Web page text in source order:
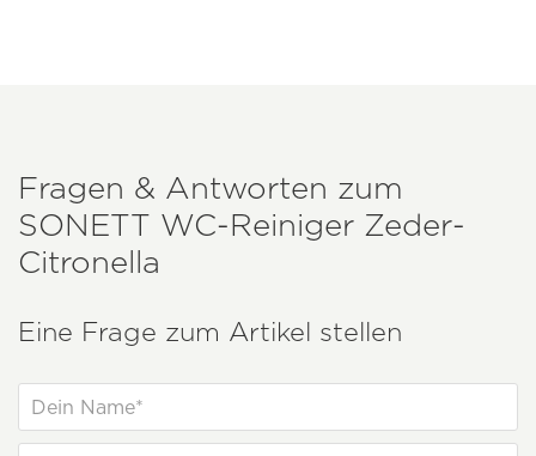
Fragen & Antworten zum
SONETT WC-Reiniger Zeder-
Citronella
Eine Frage zum Artikel stellen